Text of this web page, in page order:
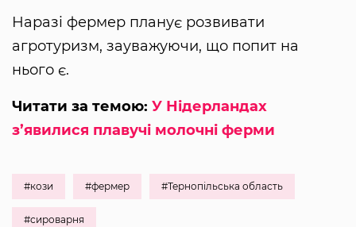
Наразі фермер планує розвивати
агротуризм, зауважуючи, що попит на
нього є.
Читати за темою: У Нідерландах
з’явилися плавучі молочні ферми
#кози #фермер #Тернопільська область
#сироварня